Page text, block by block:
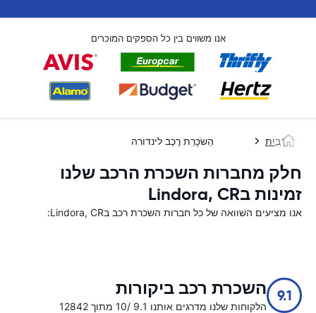
אנו משווים בין כל הספקים המוכרים
בַּיִת הַשׂכָּרַת רֶכֶב לינדורה
חלק מחברות השכרת הרכב שלנו
זמינות בLindora, CR
אנו מציעים השוואה של כל חברות השכרת רכב בLindora, CR:
9.1 השכרת רכב ביקורות
הלקוחות שלנו מדרגים אותנו 9.1 /10 מתוך 12842